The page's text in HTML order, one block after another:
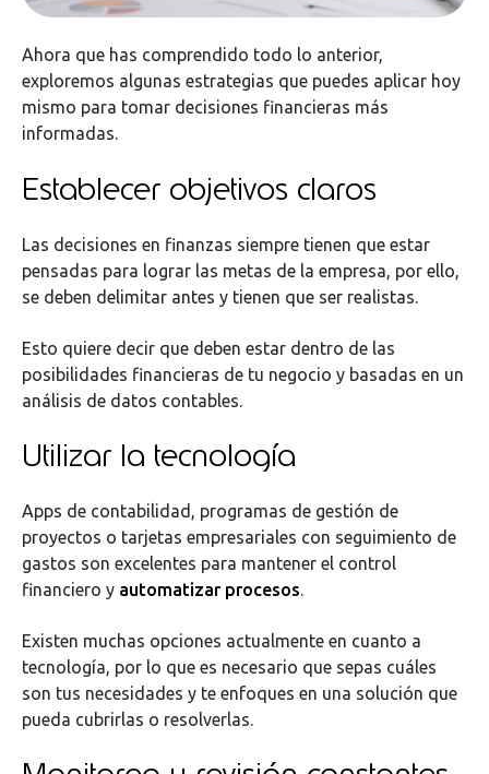
Ahora que has comprendido todo lo anterior,
exploremos algunas estrategias que puedes aplicar hoy
mismo para tomar decisiones financieras más
informadas.
Establecer objetivos claros
Las decisiones en finanzas siempre tienen que estar
pensadas para lograr las metas de la empresa, por ello,
se deben delimitar antes y tienen que ser realistas.
Esto quiere decir que deben estar dentro de las
posibilidades financieras de tu negocio y basadas en un
análisis de datos contables.
Utilizar la tecnología
Apps de contabilidad, programas de gestión de
proyectos o tarjetas empresariales con seguimiento de
gastos son excelentes para mantener el control
financiero y automatizar procesos.
Existen muchas opciones actualmente en cuanto a
tecnología, por lo que es necesario que sepas cuáles
son tus necesidades y te enfoques en una solución que
pueda cubrirlas o resolverlas.